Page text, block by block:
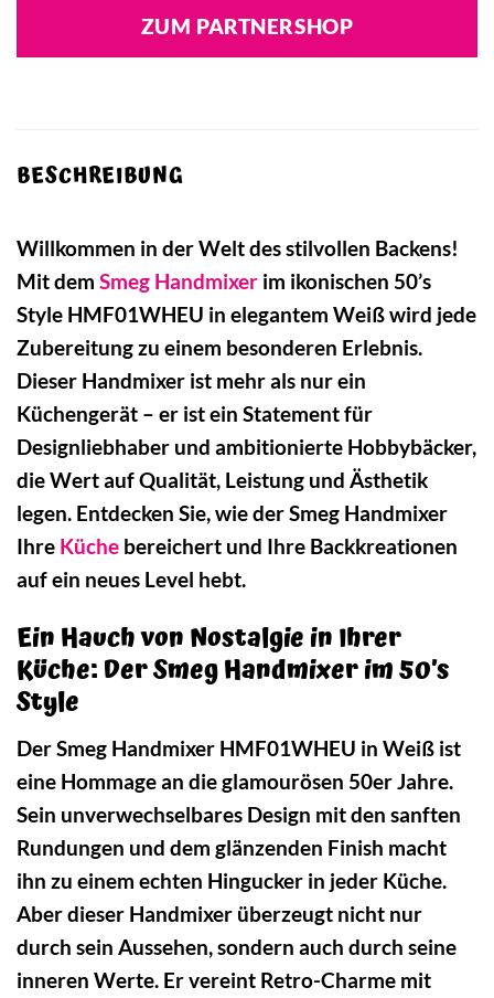
ZUM PARTNERSHOP
BESCHREIBUNG
Willkommen in der Welt des stilvollen Backens!
Mit dem Smeg Handmixer im ikonischen 50’s
Style HMF01WHEU in elegantem Weiß wird jede
Zubereitung zu einem besonderen Erlebnis.
Dieser Handmixer ist mehr als nur ein
Küchengerät – er ist ein Statement für
Designliebhaber und ambitionierte Hobbybäcker,
die Wert auf Qualität, Leistung und Ästhetik
legen. Entdecken Sie, wie der Smeg Handmixer
Ihre Küche bereichert und Ihre Backkreationen
auf ein neues Level hebt.
Ein Hauch von Nostalgie in Ihrer
Küche: Der Smeg Handmixer im 50’s
Style
Der Smeg Handmixer HMF01WHEU in Weiß ist
eine Hommage an die glamourösen 50er Jahre.
Sein unverwechselbares Design mit den sanften
Rundungen und dem glänzenden Finish macht
ihn zu einem echten Hingucker in jeder Küche.
Aber dieser Handmixer überzeugt nicht nur
durch sein Aussehen, sondern auch durch seine
inneren Werte. Er vereint Retro-Charme mit